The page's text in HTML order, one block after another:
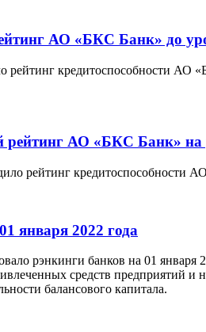
АО «БКС Банк» до
рейтинг кредитоспособности АО
рейтинг АО «БКС Банк» на
рейтинг
января 2022 года
рэнкинги банков на 01
средств предприятий
балансового капитала.